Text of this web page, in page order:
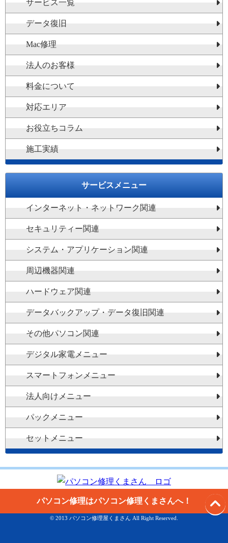
サービス一覧
データ復旧
Mac修理
法人のお客様
料金について
対応エリア
お役立ちコラム
施工実績
サービスメニュー
インターネット・ネットワーク関連
セキュリティー関連
システム・アプリケーション関連
周辺機器関連
ハードウェア関連
データバックアップ・データ復旧関連
その他パソコン関連
デジタル家電メニュー
スマートフォンメニュー
法人向けメニュー
パックメニュー
セットメニュー
パソコン修理はパソコン修理くまさんへ！
© 2013 パソコン修理屋くまさん All Right Reserved.